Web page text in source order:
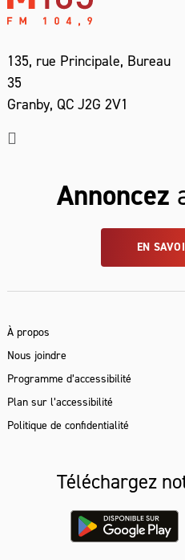
135, rue Principale, Bureau
35
Granby, QC J2G 2V1
Annoncez
EN
À propos
Nous joindre
Programme d’accessibilité
Plan sur l’accessibilité
Politique de confidentialité
Téléchargez